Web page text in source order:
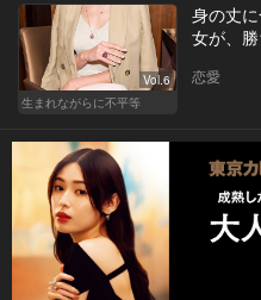
Vol.6
生まれながらに不平等
身の丈
女が、
恋愛